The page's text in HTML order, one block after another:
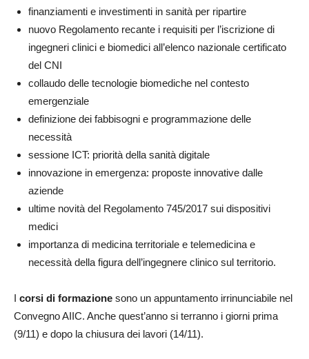
finanziamenti e investimenti in sanità per ripartire
nuovo Regolamento recante i requisiti per l’iscrizione di
ingegneri clinici e biomedici all’elenco nazionale certificato
del CNI
collaudo delle tecnologie biomediche nel contesto
emergenziale
definizione dei fabbisogni e programmazione delle
necessità
sessione ICT: priorità della sanità digitale
innovazione in emergenza: proposte innovative dalle
aziende
ultime novità del Regolamento 745/2017 sui dispositivi
medici
importanza di medicina territoriale e telemedicina e
necessità della figura dell’ingegnere clinico sul territorio.
I corsi di formazione sono un appuntamento irrinunciabile nel
Convegno AIIC. Anche quest’anno si terranno i giorni prima
(9/11) e dopo la chiusura dei lavori (14/11).